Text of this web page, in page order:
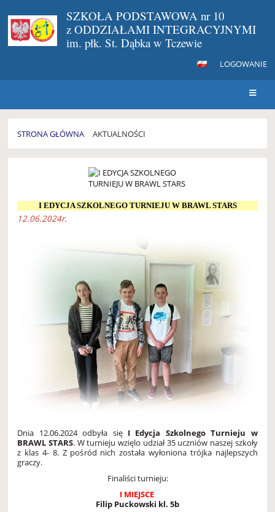
SZKOŁA PODSTAWOWA nr 10
z ODDZIAŁAMI INTEGRACYJNYMI
im. płk. St. Dąbka w Tczewie
LOGOWANIE
STRONA GŁÓWNA AKTUALNOŚCI
I EDYCJA SZKOLNEGO TURNIEJU W BRAWL STARS
12.06.2024r.
Dnia 12.06.2024 odbyła się I Edycja Szkolnego Turnieju w
BRAWL STARS. W turnieju wzięlo udział 35 uczniów naszej szkoły
z klas 4- 8. Z pośród nich została wyłoniona trójka najlepszych
graczy.
Finaliści turnieju:
I MIEJSCE
Filip Puckowski kl. 5b